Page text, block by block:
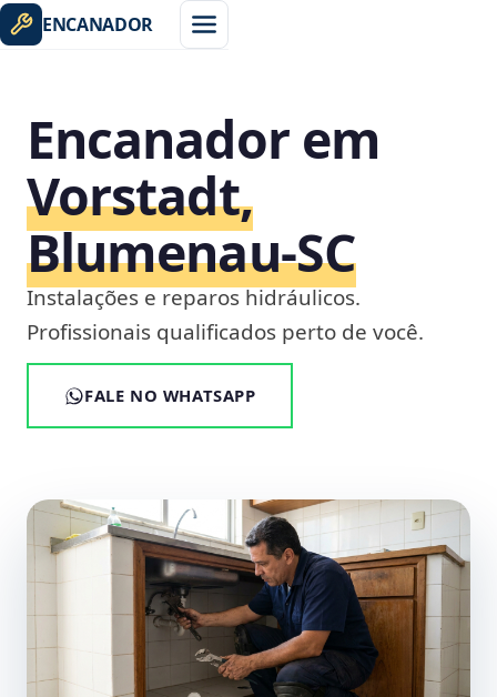
ENCANADOR
Encanador em
Vorstadt,
Blumenau‑SC
Instalações e reparos hidráulicos.
Profissionais qualificados perto de você.
FALE NO WHATSAPP